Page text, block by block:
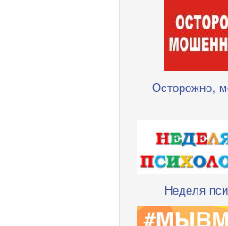
Осторожно,
Неделя